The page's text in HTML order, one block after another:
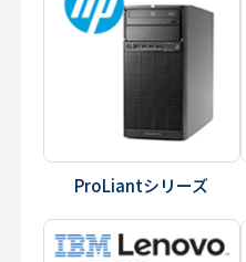
ProLiantシリーズ